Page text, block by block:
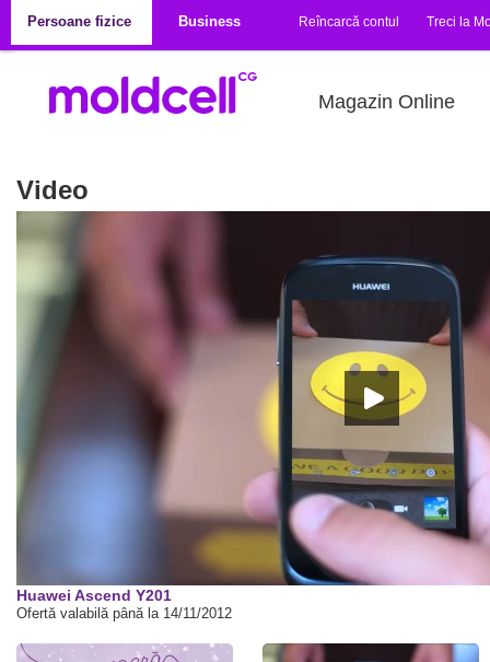
Persoane fizice
Business Reîncarcă contul Treci la
Magazin Online
Video
Huawei Ascend Y201
Ofertă valabilă până la 14/11/2012